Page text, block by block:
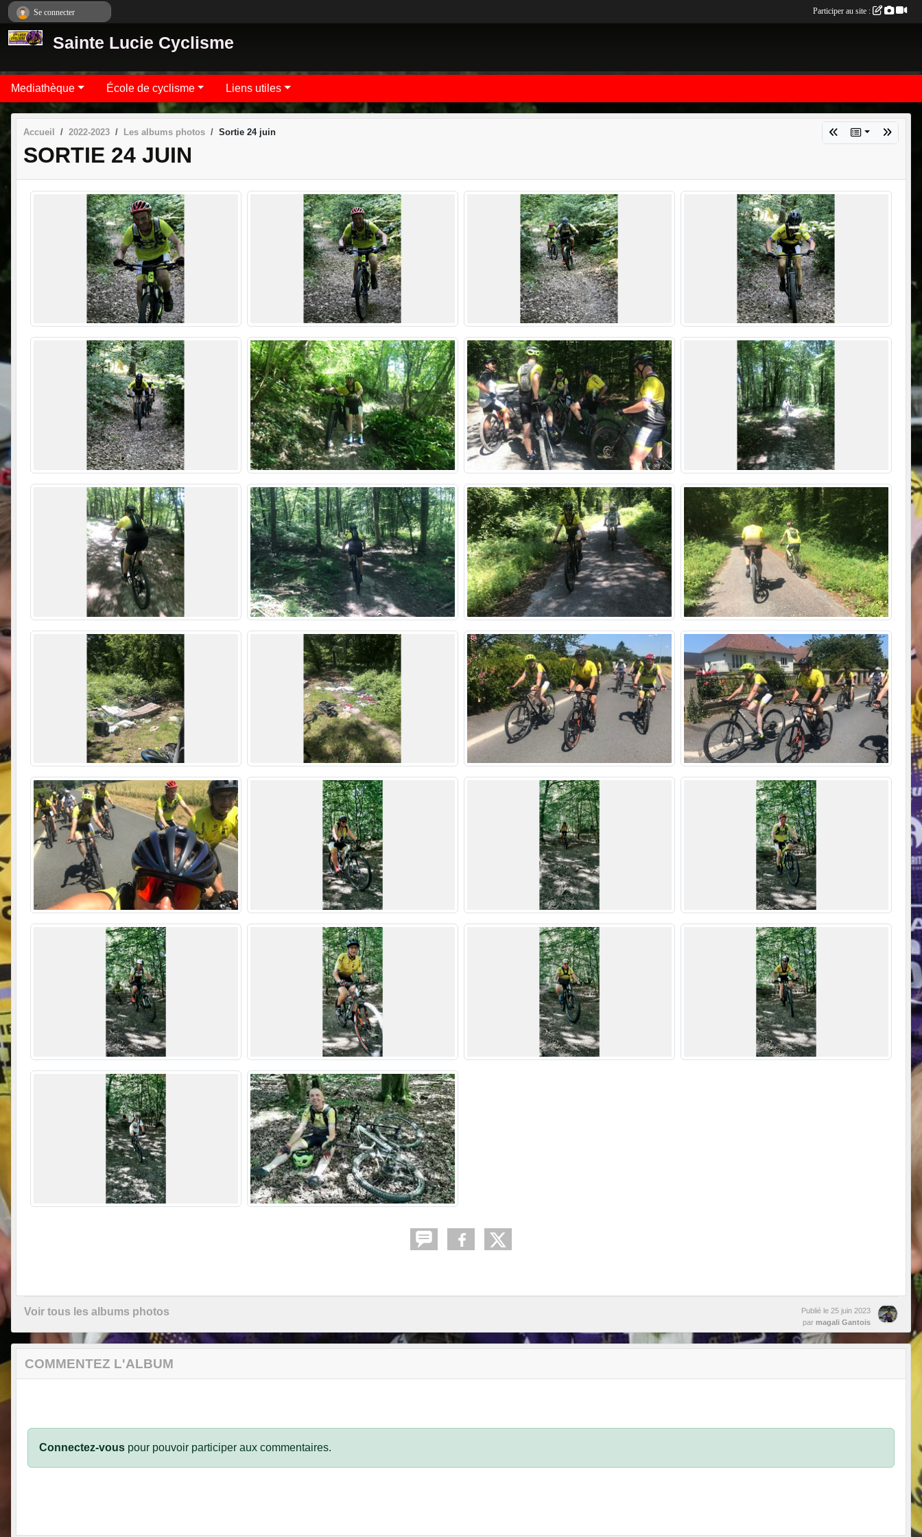
Sainte Lucie Cyclisme
Mediathèque École de cyclisme Liens utiles
Accueil 2022-2023 Les albums photos Sortie 24 juin
SORTIE 24 JUIN
Voir tous les albums photos Publié le 25 juin 2023
par magali Gantois
COMMENTEZ L'ALBUM
Connectez-vous pour pouvoir participer aux commentaires.
Se connecter Participer au site :
Panneau de gestion des cookies